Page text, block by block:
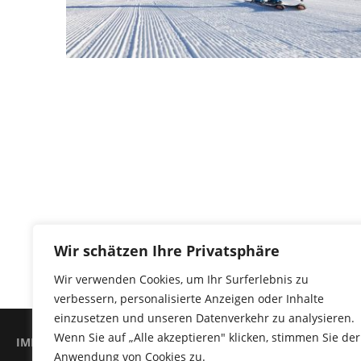
Wir schätzen Ihre Privatsphäre
Wir verwenden Cookies, um Ihr Surferlebnis zu
verbessern, personalisierte Anzeigen oder Inhalte
einzusetzen und unseren Datenverkehr zu analysieren.
Wenn Sie auf „Alle akzeptieren" klicken, stimmen Sie der
Anwendung von Cookies zu.
IMPRESSUM DATENSCHUTZERKLÄRUNG